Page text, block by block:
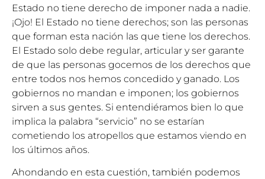
Estado no tiene derecho de imponer nada a nadie.
¡Ojo! El Estado no tiene derechos; son las personas
que forman esta nación las que tiene los derechos.
El Estado solo debe regular, articular y ser garante
de que las personas gocemos de los derechos que
entre todos nos hemos concedido y ganado. Los
gobiernos no mandan e imponen; los gobiernos
sirven a sus gentes. Si entendiéramos bien lo que
implica la palabra “servicio” no se estarían
cometiendo los atropellos que estamos viendo en
los últimos años.
Ahondando en esta cuestión, también podemos